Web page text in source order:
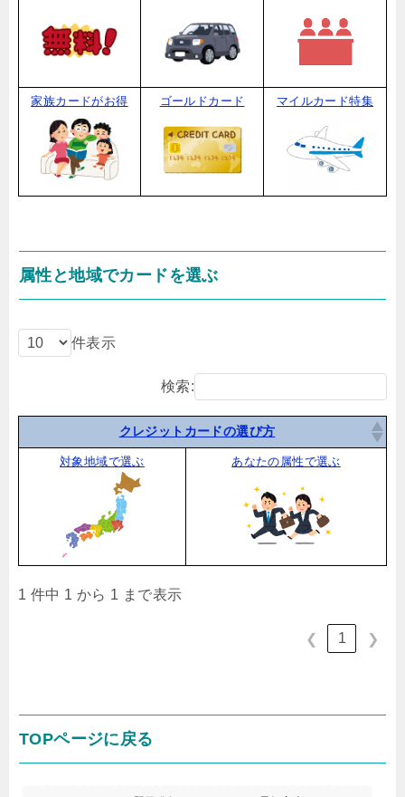
家族カードがお得 ゴールドカード マイルカード特集
属性と地域でカードを選ぶ
件表示
検索:
クレジットカードの選び方
対象地域で選ぶ あなたの属性で選ぶ
1 件中 1 から 1 まで表示
❮ 1 ❯
TOPページに戻る